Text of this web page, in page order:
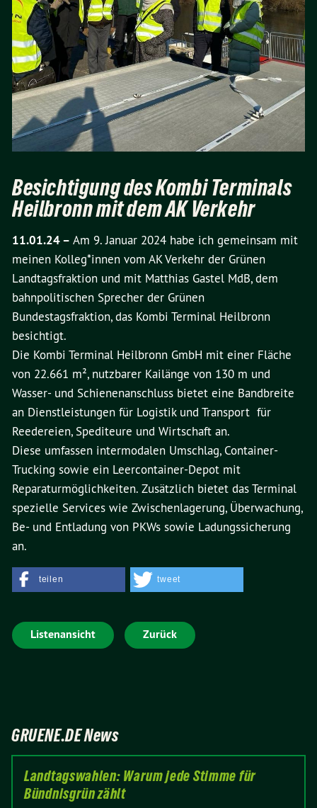
Besichtigung des Kombi Terminals
Heilbronn mit dem AK Verkehr
11.01.24 – Am 9. Januar 2024 habe ich gemeinsam mit
meinen Kolleg*innen vom AK Verkehr der Grünen
Landtagsfraktion und mit Matthias Gastel MdB, dem
bahnpolitischen Sprecher der Grünen
Bundestagsfraktion, das Kombi Terminal Heilbronn
besichtigt.
Die Kombi Terminal Heilbronn GmbH mit einer Fläche
von 22.661 m², nutzbarer Kailänge von 130 m und
Wasser- und Schienenanschluss bietet eine Bandbreite
an Dienstleistungen für Logistik und Transport für
Reedereien, Spediteure und Wirtschaft an.
Diese umfassen intermodalen Umschlag, Container-
Trucking sowie ein Leercontainer-Depot mit
Reparaturmöglichkeiten. Zusätzlich bietet das Terminal
spezielle Services wie Zwischenlagerung, Überwachung,
Be- und Entladung von PKWs sowie Ladungssicherung
an.
teilen tweet
Listenansicht Zurück
GRUENE.DE News
Landtagswahlen: Warum jede Stimme für
Bündnisgrün zählt